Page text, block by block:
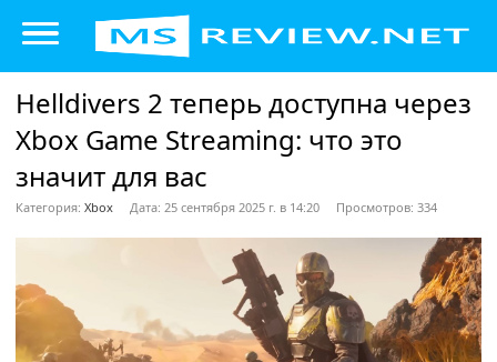
Helldivers 2 теперь доступна через
Xbox Game Streaming: что это
значит для вас
Категория: Xbox Дата: 25 сентября 2025 г. в 14:20 Просмотров: 334